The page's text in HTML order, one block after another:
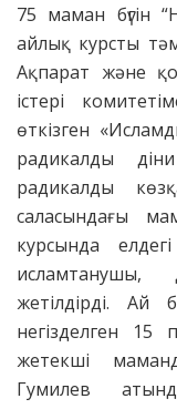
75 маман бүгін
айлық курсты
Ақпарат және
істері
өткізген
радикалды
радикалды
саласындағы
курсында
исламтанушы,
жетілдірді. Ай
негізделген 15
жетекші
Гумилев